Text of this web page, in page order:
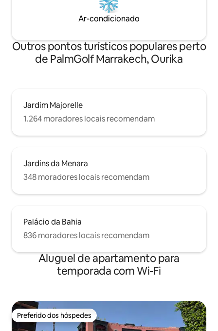
Ar-condicionado
Outros pontos turísticos populares perto
de PalmGolf Marrakech, Ourika
Jardim Majorelle
1.264 moradores locais recomendam
Jardins da Menara
348 moradores locais recomendam
Palácio da Bahia
836 moradores locais recomendam
Aluguel de apartamento para
temporada com Wi-Fi
Preferido dos hóspedes
Preferido dos hóspedes